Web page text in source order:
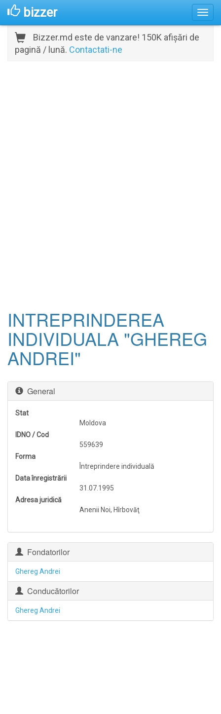
bizzer
Bizzer.md este de vanzare! 150K afișări de
pagină / lună. Contactati-ne
INTREPRINDEREA
INDIVIDUALA "GHEREG
ANDREI"
General
Stat
Moldova
IDNO / Cod
559639
Forma
Întreprindere individuală
Data înregistrării
31.07.1995
Adresa juridică
Anenii Noi, Hîrbovăţ
Fondatorilor
Ghereg Andrei
Conducătorilor
Ghereg Andrei